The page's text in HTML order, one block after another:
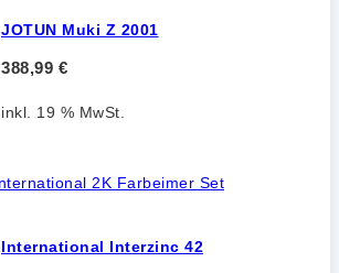
JOTUN Muki Z 2001
388,99 €
inkl. 19 % MwSt.
International Interzinc 42